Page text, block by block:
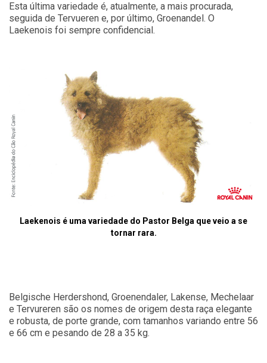
Esta última variedade é, atualmente, a mais procurada,
seguida de Tervueren e, por último, Groenandel. O
Laekenois foi sempre confidencial.
Laekenois é uma variedade do Pastor Belga que veio a se
tornar rara.
Belgische Herdershond, Groenendaler, Lakense, Mechelaar
e Tervureren são os nomes de origem desta raça elegante
e robusta, de porte grande, com tamanhos variando entre 56
e 66 cm e pesando de 28 a 35 kg.